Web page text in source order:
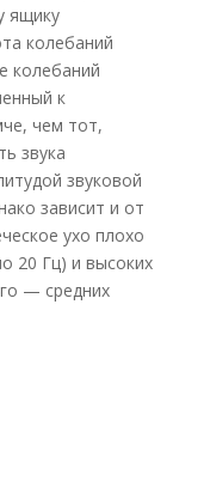
ящику
колебаний
колебаний
к
чем тот,
звука
звуковой
зависит и от
ухо плохо
20 Гц) и высоких
— средних